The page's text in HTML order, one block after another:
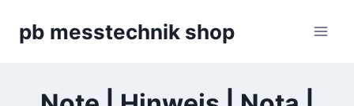
Inhaltpb messtechnik shop